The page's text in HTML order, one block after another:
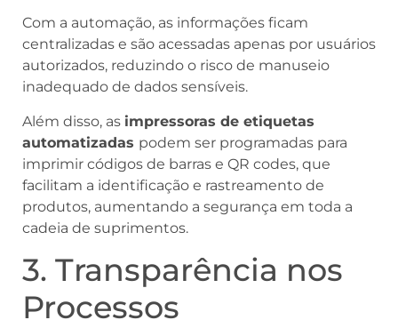
Com a automação, as informações ficam
centralizadas e são acessadas apenas por usuários
autorizados, reduzindo o risco de manuseio
inadequado de dados sensíveis.
Além disso, as impressoras de etiquetas
automatizadas podem ser programadas para
imprimir códigos de barras e QR codes, que
facilitam a identificação e rastreamento de
produtos, aumentando a segurança em toda a
cadeia de suprimentos.
3. Transparência nos
Processos